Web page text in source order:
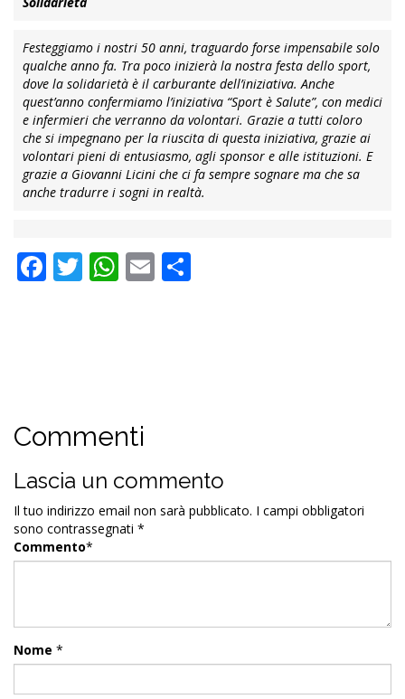
Festeggiamo i nostri 50 anni, traguardo forse impensabile solo
qualche anno fa. Tra poco inizierà la nostra festa dello sport,
dove la solidarietà è il carburante dell’iniziativa. Anche
quest’anno confermiamo l’iniziativa “Sport è Salute”, con medici
e infermieri che verranno da volontari. Grazie a tutti coloro
che si impegnano per la riuscita di questa iniziativa, grazie ai
volontari pieni di entusiasmo, agli sponsor e alle istituzioni. E
grazie a Giovanni Licini che ci fa sempre sognare ma che sa
anche tradurre i sogni in realtà.
Facebook
Twitter
WhatsApp
Email
Commenti
Lascia un commento
Il tuo indirizzo email non sarà pubblicato. I campi obbligatori
sono contrassegnati *
Commento*
Nome *